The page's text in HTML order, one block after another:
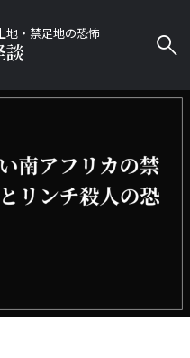
地・禁足地の恐怖
談